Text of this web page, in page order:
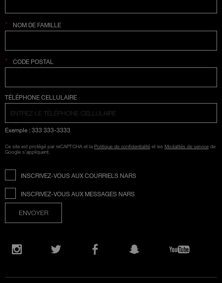
* NOM DE FAMILLE
* CODE POSTAL
SÉLECTION COUNTRY
TÉLÉPHONE CELLULAIRE
Exemple : 333 333-3333
Ce site est protégé par reCAPTCHA et la Politique de confidentialité et les Modalités de service de
Google s'appliquent.
INSCRIVEZ-VOUS AUX COURRIELS NARS
INSCRIVEZ-VOUS AUX MESSAGES NARS
ENVOYER
Ouvre
une